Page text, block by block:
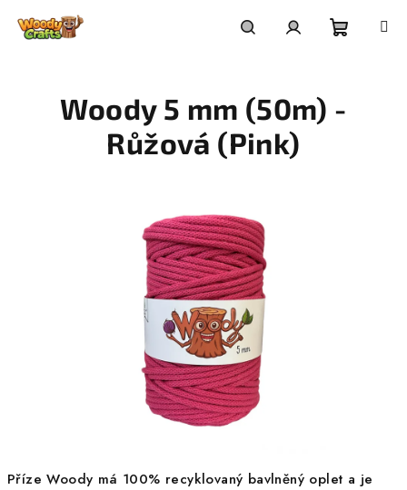
košík
Příze Woody má 100% recyklovaný bavlněný oplet a je
Woody 5 mm (50m) -
Růžová (Pink)